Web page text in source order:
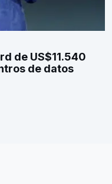
de US$11.540
de datos